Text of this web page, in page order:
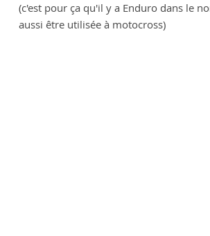
(c'est pour ça qu'il y a Enduro dans le
aussi être utilisée à motocross)